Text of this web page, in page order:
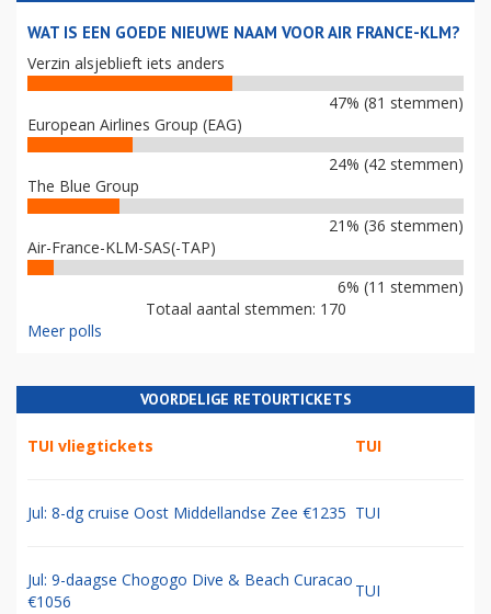
WAT IS EEN GOEDE NIEUWE NAAM VOOR AIR FRANCE-KLM?
Verzin alsjeblieft iets anders
47% (81 stemmen)
European Airlines Group (EAG)
24% (42 stemmen)
The Blue Group
21% (36 stemmen)
Air-France-KLM-SAS(-TAP)
6% (11 stemmen)
Totaal aantal stemmen: 170
Meer polls
VOORDELIGE RETOURTICKETS
TUI vliegtickets TUI
Jul: 8-dg cruise Oost Middellandse Zee €1235 TUI
Jul: 9-daagse Chogogo Dive & Beach Curacao
€1056
TUI